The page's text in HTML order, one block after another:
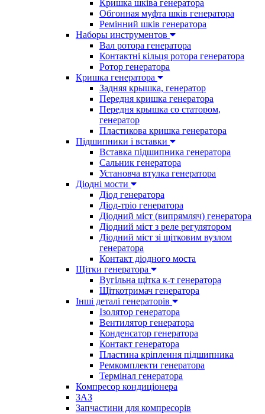
Кришка шківа генератора
Обгонная муфта шків генератора
Ремінний шків генератора
Наборы инструментов
Вал ротора генератора
Контактні кільця ротора генератора
Ротор генератора
Кришка генератора
Задняя крышка, генератор
Передня кришка генератора
Передня крышка со статором,
генератор
Пластикова кришка генератора
Підшипники і вставки
Вставка підшипника генератора
Сальник генератора
Установча втулка генератора
Діодні мости
Діод генератора
Діод-тріо генератора
Діодний міст (випрямляч) генератора
Діодний міст з реле регулятором
Діодний міст зі щітковим вузлом
генератора
Контакт діодного моста
Щітки генератора
Вугільна щітка к-т генератора
Щіткотримач генератора
Інші деталі генераторів
Ізолятор генератора
Вентилятор генератора
Конденсатор генератора
Контакт генератора
Пластина кріплення підшипника
Ремкомплекти генератора
Термінал генератора
Компресор кондиціонера
ЗАЗ
Запчастини для компресорів